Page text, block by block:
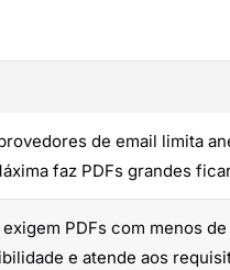
de email limita
faz PDFs grandes
PDFs com menos
e atende aos